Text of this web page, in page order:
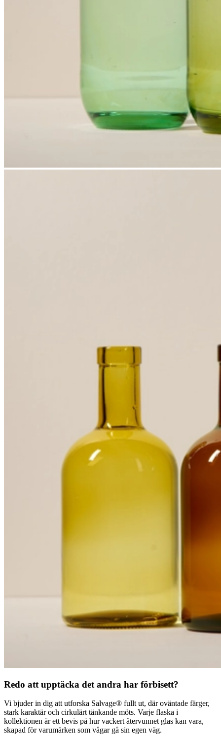
Redo att upptäcka det andra har förbisett?
Vi bjuder in dig att utforska Salvage® fullt ut, där oväntade färger,
stark karaktär och cirkulärt tänkande möts. Varje flaska i
kollektionen är ett bevis på hur vackert återvunnet glas kan vara,
skapad för varumärken som vågar gå sin egen väg.